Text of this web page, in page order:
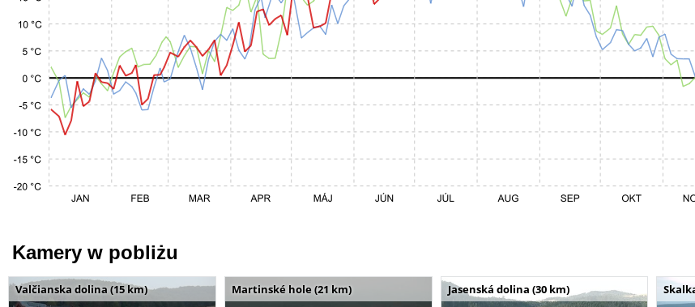
Kamery w pobliżu
Valčianska dolina (15 km) Martinské hole (21 km) Jasenská dolina (30 km)